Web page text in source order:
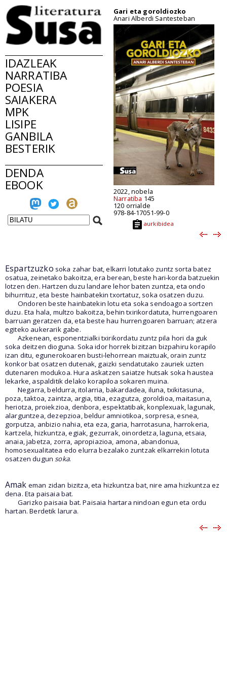
IDAZLEAK
NARRATIBA
POESIA
SAIAKERA
MPK
LISIPE
GANBILA
BESTERIK
DENDA
EBOOK
Gari eta goroldiozko
Anari Alberdi Santesteban
2022, nobela
Narratiba 145
120 orrialde
978-84-17051-99-0
aurkibidea
Espartzuzko soka zahar bat, elkarri lotutako zuntz sorta batez
osatua, zeinetako bakoitza, era berean, beste hari-korda batzuekin
lotzen den. Hartzen duzu landare lehor baten zuntza, eta ondo
bihurrituz, eta beste hainbatekin txortatuz, soka osatzen duzu.
Ondoren beste hainbatekin lotu eta soka sendoagoa sortzen
duzu. Eta hala, multzo bakoitza, behin txirikordatuta, hurrengoaren
barruan geratzen da, eta beste hau hurrengoaren barruan; atzera
egiteko aukerarik gabe.
Azkenean, esponentzialki txirikordatu zuntz pila hori da guk
soka deitzen dioguna. Soka idor horrek bizitzan bizpahiru korapilo
izan ditu, egunerokoaren busti-lehorrean maiztuak, orain zuntz
konkor bat osatzen dutenak, gaizki sendatutako zauriek uzten
dutenaren modukoa. Hura askatzen saiatze hutsak soka haustea
lekarke, aspalditik delako korapiloa sokaren muina.
Negarra, beldurra, itolarria, bakardadea, iluna, txikitasuna,
poza, taktoa, zaintza, argia, titia, ezagutza, goroldioa, maitasuna,
heriotza, proiekzioa, denbora, espektatibak, konplexuak, lagunak,
alarguntzea, dezepzioa, beldur amniotikoa, sorpresa, esnea,
gorputza, anbizio nahia, eta eza, garia, harrotasuna, harrokeria,
kartzela, hizkuntza, egiak, gezurrak, oinordetza, laguna, etsaia,
anaia, jabetza, zorra, apropiazioa, amona, abandonua,
homosexualitatea edo elurra bezalako zuntzak elkarrekin lotuta
osatzen dugunsoka.
Amak eman zidan bizitza, eta hizkuntza bat, nire ama hizkuntza ez
dena. Eta paisaia bat.
Garizko paisaia bat. Paisaia hartara nindoan egun eta ordu
hartan. Berdetik larura.